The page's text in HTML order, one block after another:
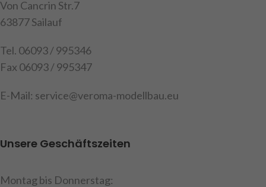
Doppelfelgen, 4 Kugellager
Radkappen universal
Art.Nr. 220616
Von Cancrin Str.7
63877 Sailauf
Tel. 06093 / 995346
Fax 06093 / 995347
E-Mail: service@veroma-modellbau.eu
Unsere Geschäftszeiten
Montag bis Donnerstag: